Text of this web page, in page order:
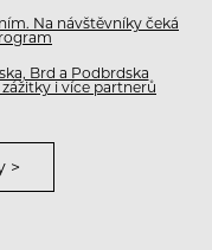
Na návštěvníky čeká
Brd a Podbrdska
i více partnerů
>